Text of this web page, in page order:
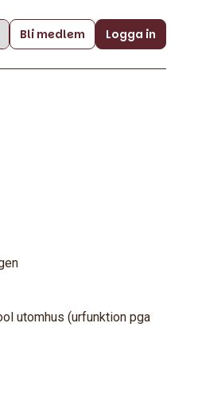
Bli medlem Logga in
utomhus (urfunktion pga